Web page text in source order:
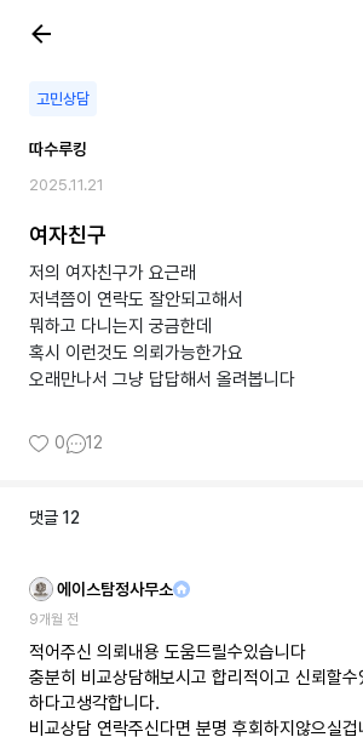
고민상담
따수루킹
2025.11.21
여자친구
저의 여자친구가 요근래
저녁쯤이 연락도 잘안되고해서
뭐하고 다니는지 궁금한데
혹시 이런것도 의뢰가능한가요
오래만나서 그냥 답답해서 올려봅니다
0 12
댓글 12
에이스탐정사무소
9개월 전
적어주신 의뢰내용 도움드릴수있습니다
충분히 비교상담해보시고 합리적이고 신뢰할
하다고생각합니다.
비교상담 연락주신다면 분명 후회하지않으실겁